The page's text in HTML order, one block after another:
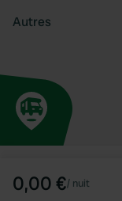
0,00 €/ nuit
Autres